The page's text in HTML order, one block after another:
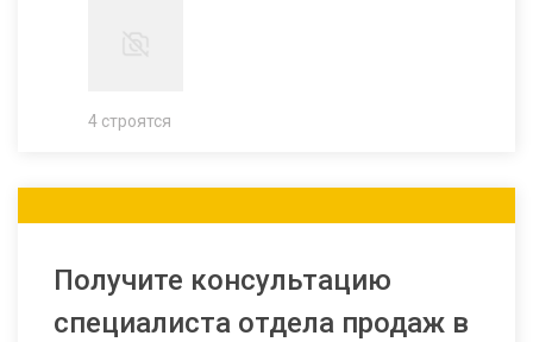
4 строятся
Получите консультацию
специалиста отдела продаж в